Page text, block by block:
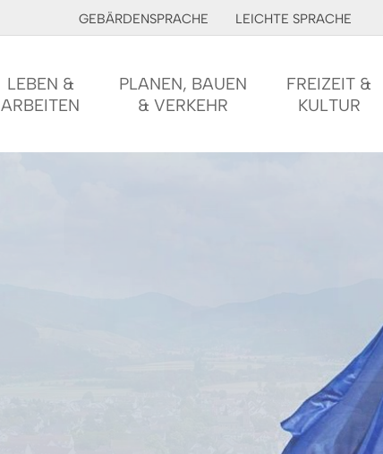
GEBÄRDENSPRACHE LEICHTE SPRACHE
LEBEN &
ARBEITEN
PLANEN, BAUEN
& VERKEHR
FREIZEIT &
KULTUR